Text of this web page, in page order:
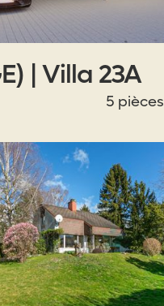
| Villa 23A
5 pièces